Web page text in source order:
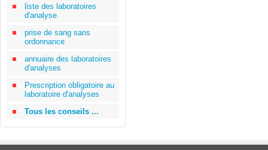
liste des laboratoires
d'analyse
prise de sang sans
ordonnance
annuaire des laboratoires
d'analyses
Prescription obligatoire au
laboratoire d'analyses
Tous les conseils ...